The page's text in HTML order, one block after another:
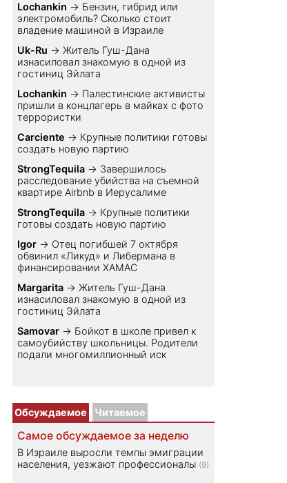
Lochankin → Бензин, гибрид или
электромобиль? Cколько стоит
владение машиной в Израиле
Uk-Ru → Житель Гуш-Дана
изнасиловал знакомую в одной из
гостиниц Эйлата
Lochankin → Палестинские активисты
пришли в концлагерь в майках с фото
террористки
Carciente → Крупные политики готовы
создать новую партию
StrongTequila → Завершилось
расследование убийства на съемной
квартире Airbnb в Иерусалиме
StrongTequila → Крупные политики
готовы создать новую партию
Igor → Отец погибшей 7 октября
обвинил «Ликуд» и Либермана в
финансировании ХАМАС
Margarita → Житель Гуш-Дана
изнасиловал знакомую в одной из
гостиниц Эйлата
Samovar → Бойкот в школе привел к
самоубийству школьницы. Родители
подали многомиллионный иск
Обсуждаемое Читаемое
Самое обсуждаемое за неделю
В Израиле выросли темпы эмиграции
населения, уезжают профессионалы (9)